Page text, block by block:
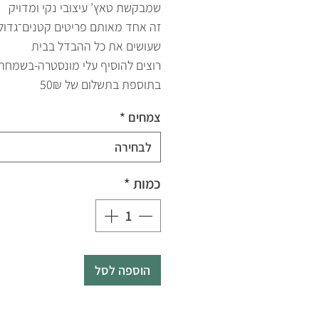
שמבקשת טאץ’ עיצובי נקי ומדויק
זה אחד מאותם פריטים
שעושים את כל ההבדל בבית
רוצים להוסיף עלי מונסטרה-
בתוספת בתשלום של 50₪
צמחים *
לבחירה
כמות*
הוספה לסל